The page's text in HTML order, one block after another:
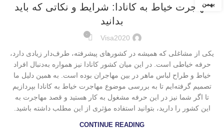
بهمن
مهاجرت خیاط به کانادا: شرایط و نکاتی که باید
بدانید
Visa2020 ۰
یکی از مشاغلی که همیشه در کشورهای پیشرفته، طرف‌دار زیادی دارد،
حرفه خیاطی است. در این میان کشور کانادا نیز همواره به‌دنبال افراد
خیاط و طراح لباس ماهر در بین مهاجران بوده است. به همین دلیل ما
تصمیم گرفته‌ایم تا به بررسی موضوع مهاجرت خیاط به کانادا بپردازیم
تا اگر شما نیز در این حرفه مشغول به کار هستید و قصد مهاجرت به
این کشور را دارید، بتوانید استفاده مؤثری از این مطلب داشته باشید.
CONTINUE READING